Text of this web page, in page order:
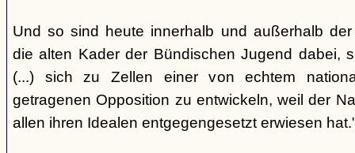
Und so sind heute innerhalb und außerhalb
die alten Kader der Bündischen Jugend dabei,
(...) sich zu Zellen einer von echtem
getragenen Opposition zu entwickeln, weil der
allen ihren Idealen entgegengesetzt erwiesen